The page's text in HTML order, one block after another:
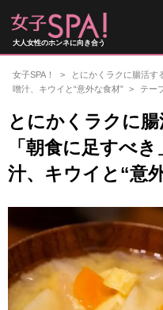
大人女性のホンネに向き合う
女子SPA！
とにかくラクに腸活す
噌汁、キウイと“意外な食材”
テー
とにかくラクに
「朝食に足すべ
汁、キウイと“意